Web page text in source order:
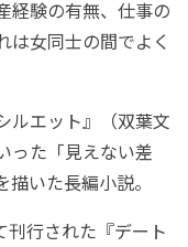
経験の有無、仕事の
は女同士の間でよく
ルエット』（双葉文
った「見えない差
いた長編小説。
行された『デート